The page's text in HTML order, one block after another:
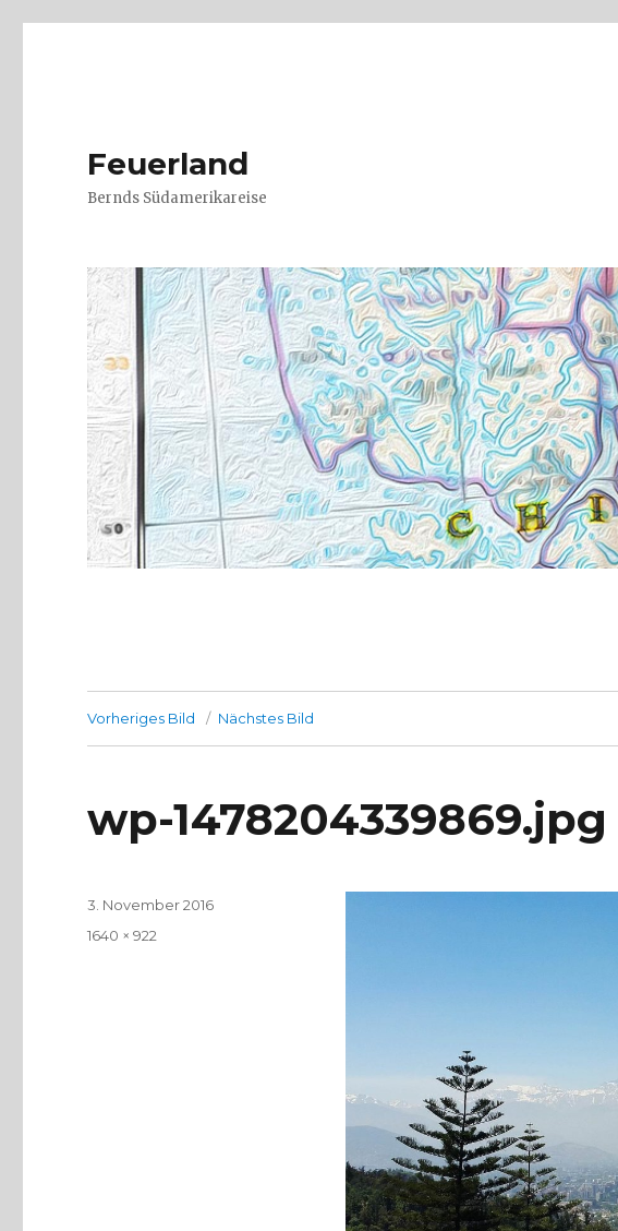
Feuerland
Bernds Südamerikareise
Vorheriges Bild Nächstes Bild
wp-1478204339869.jpg
Veröffentlicht
3. November 2016
Volle
1640 × 922